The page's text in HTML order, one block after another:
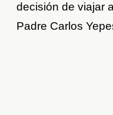
decisión de viajar
Padre Carlos